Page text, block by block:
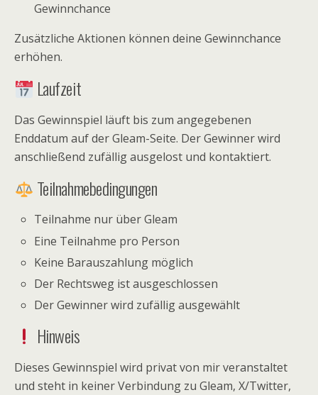
Gewinnchance
Zusätzliche Aktionen können deine Gewinnchance
erhöhen.
Laufzeit
Das Gewinnspiel läuft bis zum angegebenen
Enddatum auf der Gleam-Seite. Der Gewinner wird
anschließend zufällig ausgelost und kontaktiert.
Teilnahmebedingungen
Teilnahme nur über Gleam
Eine Teilnahme pro Person
Keine Barauszahlung möglich
Der Rechtsweg ist ausgeschlossen
Der Gewinner wird zufällig ausgewählt
Hinweis
Dieses Gewinnspiel wird privat von mir veranstaltet
und steht in keiner Verbindung zu Gleam, X/Twitter,